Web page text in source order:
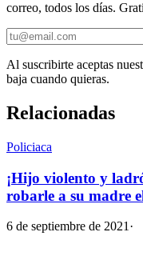
correo, todos los días.
Al suscribirte aceptas
baja cuando quieras.
Relacionadas
Policiaca
¡Hijo violento y
robarle a su madre
6 de septiembre de 2021 ·